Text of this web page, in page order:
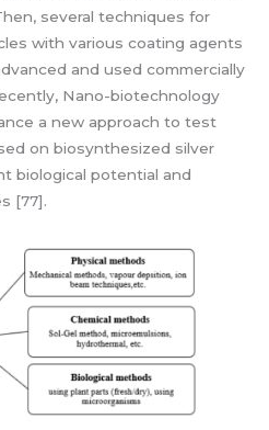
several techniques for
with various coating agents
and used commercially
Nano-biotechnology
a new approach to test
on biosynthesized silver
biological potential and
[77].